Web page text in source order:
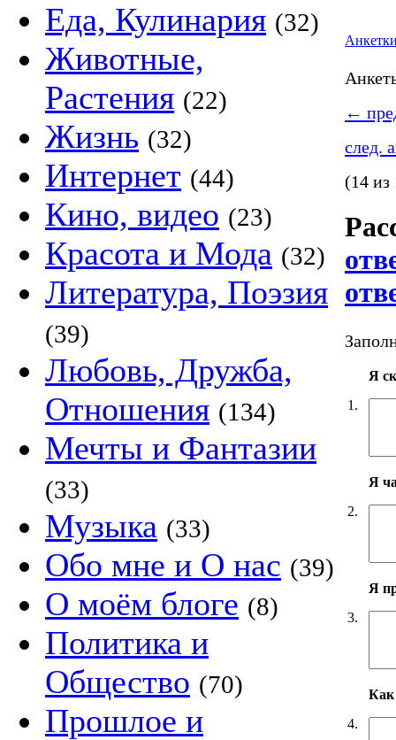
Еда, Кулинария (32)
Животные,
Растения (22)
Жизнь (32)
Интернет (44)
Кино, видео (23)
Красота и Мода (32)
Литература, Поэзия
(39)
Любовь, Дружба,
Отношения (134)
Мечты и Фантазии
(33)
Музыка (33)
Обо мне и О нас (39)
О моём блоге (8)
Политика и
Общество (70)
Прошлое и
←
след.
(14 из
1.
Я
2.
Я
3.
Я
4.
Как